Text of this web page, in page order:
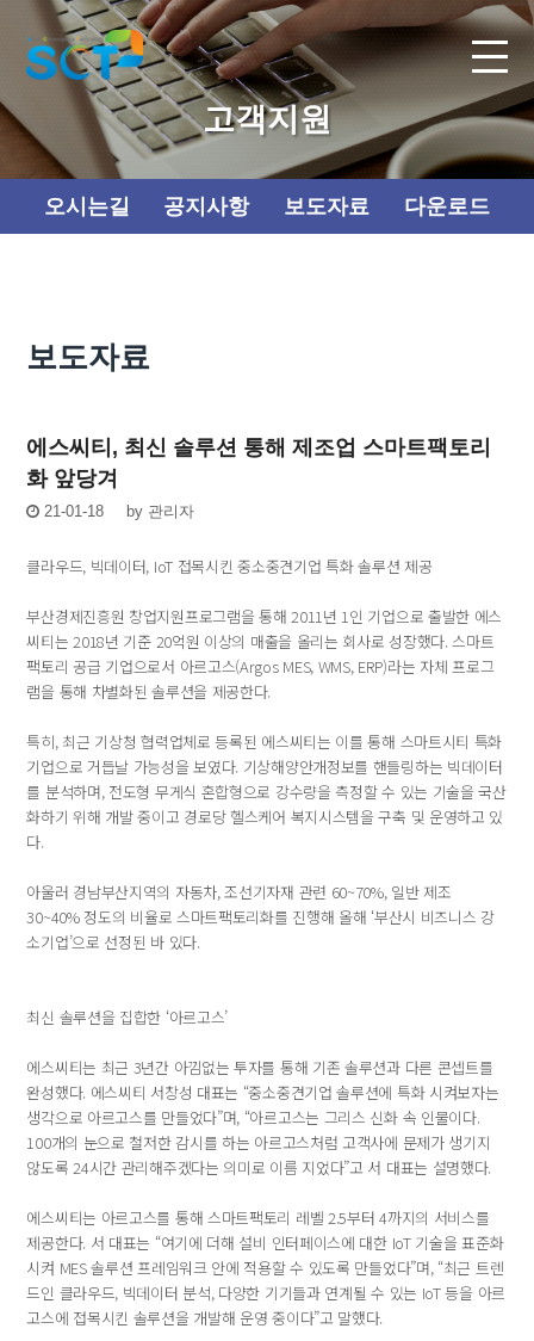
고객지원
오시는길 공지사항 보도자료 다운로드
보도자료
에스씨티, 최신 솔루션 통해 제조업 스마트팩토리
화 앞당겨
21-01-18 by 관리자
클라우드, 빅데이터, IoT 접목시킨 중소중견기업 특화 솔루션 제공
부산경제진흥원 창업지원프로그램을 통해 2011년 1인 기업으로 출발한 에스
씨티는 2018년 기준 20억원 이상의 매출을 올리는 회사로 성장했다. 스마트
팩토리 공급 기업으로서 아르고스(Argos MES, WMS, ERP)라는 자체 프로그
램을 통해 차별화된 솔루션을 제공한다.
특히, 최근 기상청 협력업체로 등록된 에스씨티는 이를 통해 스마트시티 특화
기업으로 거듭날 가능성을 보였다. 기상해양안개정보를 핸들링하는 빅데이터
를 분석하며, 전도형 무게식 혼합형으로 강수량을 측정할 수 있는 기술을 국산
화하기 위해 개발 중이고 경로당 헬스케어 복지시스템을 구축 및 운영하고 있
다.
아울러 경남부산지역의 자동차, 조선기자재 관련 60~70%, 일반 제조
30~40% 정도의 비율로 스마트팩토리화를 진행해 올해 ‘부산시 비즈니스 강
소기업’으로 선정된 바 있다.
최신 솔루션을 집합한 ‘아르고스’
에스씨티는 최근 3년간 아낌없는 투자를 통해 기존 솔루션과 다른 콘셉트를
완성했다. 에스씨티 서창성 대표는 “중소중견기업 솔루션에 특화 시켜보자는
생각으로 아르고스를 만들었다”며, “아르고스는 그리스 신화 속 인물이다.
100개의 눈으로 철저한 감시를 하는 아르고스처럼 고객사에 문제가 생기지
않도록 24시간 관리해주겠다는 의미로 이름 지었다”고 서 대표는 설명했다.
에스씨티는 아르고스를 통해 스마트팩토리 레벨 2.5부터 4까지의 서비스를
제공한다. 서 대표는 “여기에 더해 설비 인터페이스에 대한 IoT 기술을 표준화
시켜 MES 솔루션 프레임워크 안에 적용할 수 있도록 만들었다”며, “최근 트렌
드인 클라우드, 빅데이터 분석, 다양한 기기들과 연계될 수 있는 IoT 등을 아르
고스에 접목시킨 솔루션을 개발해 운영 중이다”고 말했다.